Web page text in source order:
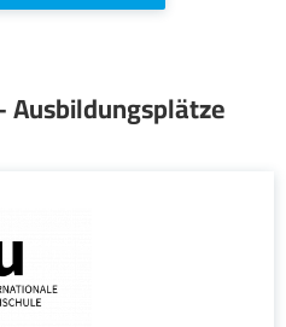
Ausbildungsplätze